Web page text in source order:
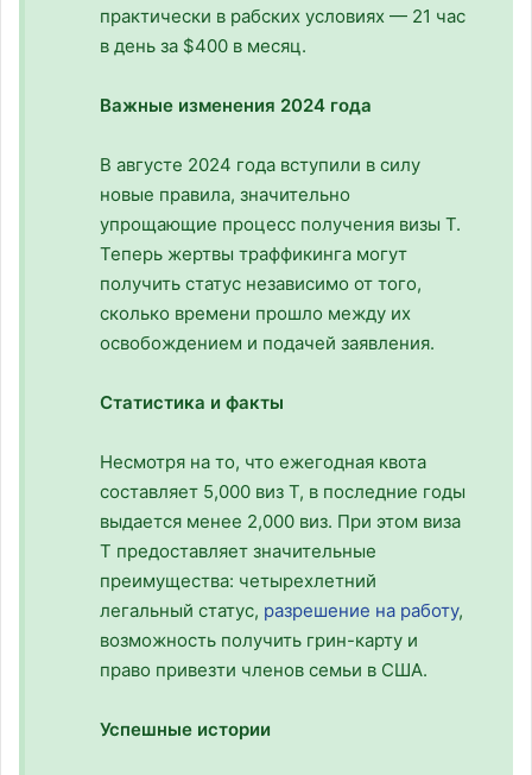
практически в рабских условиях — 21 час
в день за $400 в месяц.
Важные изменения 2024 года
В августе 2024 года вступили в силу
новые правила, значительно
упрощающие процесс получения визы T.
Теперь жертвы траффикинга могут
получить статус независимо от того,
сколько времени прошло между их
освобождением и подачей заявления.
Статистика и факты
Несмотря на то, что ежегодная квота
составляет 5,000 виз T, в последние годы
выдается менее 2,000 виз. При этом виза
T предоставляет значительные
преимущества: четырехлетний
легальный статус, разрешение на работу,
возможность получить грин-карту и
право привезти членов семьи в США.
Успешные истории